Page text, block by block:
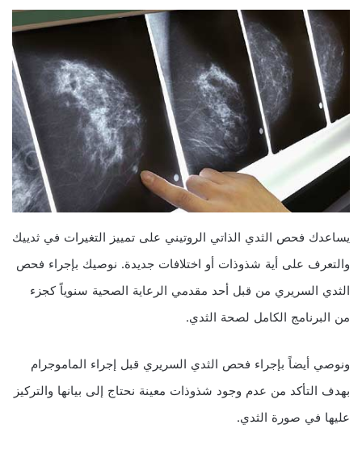
يساعدك فحص الثدي الذاتي الروتيني على تمييز التغيرات في ثدييك
والتعرف على أية شذوذات أو اختلافات جديدة. نوصيك بإجراء فحص
الثدي السريري من قبل أحد مقدمي الرعاية الصحية سنوياً كجزء
من البرنامج الكامل لصحة الثدي.
ونوصي أيضاً بإجراء فحص الثدي السريري قبل إجراء الماموجرام
بهدف التأكد من عدم وجود شذوذات معينة نحتاج إلى بيانها والتركيز
عليها في صورة الثدي.